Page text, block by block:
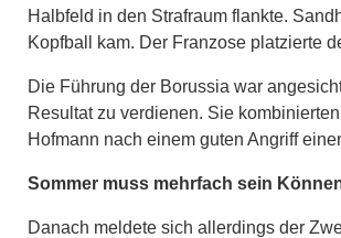
Halbfeld in den Strafraum flankte.
Kopfball kam. Der Franzose platzierte
Die Führung der Borussia war
Resultat zu verdienen. Sie
Hofmann nach einem guten Angriff
Sommer muss mehrfach sein
Danach meldete sich allerdings der